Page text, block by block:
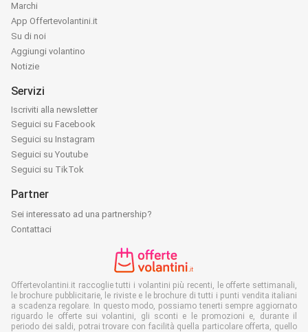
Marchi
App Offertevolantini.it
Su di noi
Aggiungi volantino
Notizie
Servizi
Iscriviti alla newsletter
Seguici su Facebook
Seguici su Instagram
Seguici su Youtube
Seguici su TikTok
Partner
Sei interessato ad una partnership?
Contattaci
Offertevolantini.it raccoglie tutti i volantini più recenti, le offerte settimanali,
le brochure pubblicitarie, le riviste e le brochure di tutti i punti vendita italiani
a scadenza regolare. In questo modo, possiamo tenerti sempre aggiornato
riguardo le offerte sui volantini, gli sconti e le promozioni e, durante il
periodo dei saldi, potrai trovare con facilità quella particolare offerta, quello